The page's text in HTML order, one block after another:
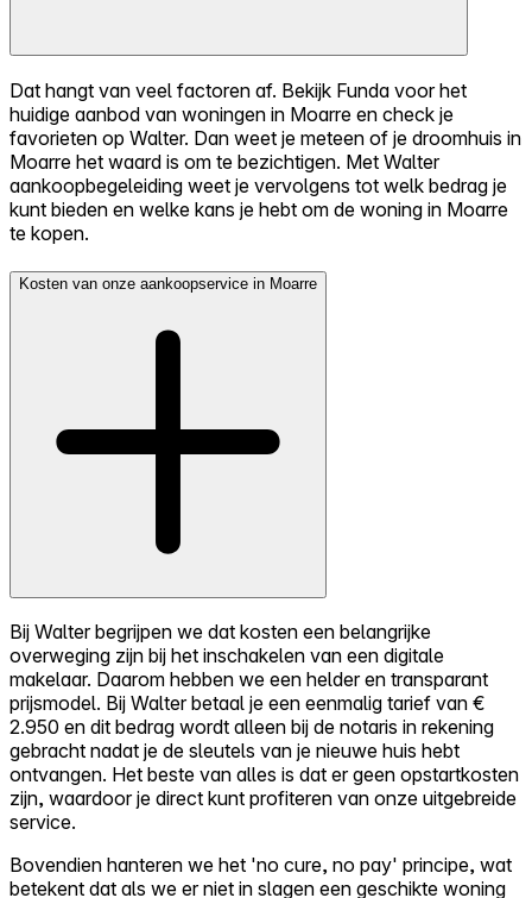
Dat hangt van veel factoren af. Bekijk Funda voor het
huidige aanbod van woningen in Moarre en check je
favorieten op Walter. Dan weet je meteen of je droomhuis in
Moarre het waard is om te bezichtigen. Met Walter
aankoopbegeleiding weet je vervolgens tot welk bedrag je
kunt bieden en welke kans je hebt om de woning in Moarre
te kopen.
Kosten van onze aankoopservice in Moarre
Bij Walter begrijpen we dat kosten een belangrijke
overweging zijn bij het inschakelen van een digitale
makelaar. Daarom hebben we een helder en transparant
prijsmodel. Bij Walter betaal je een eenmalig tarief van €
2.950 en dit bedrag wordt alleen bij de notaris in rekening
gebracht nadat je de sleutels van je nieuwe huis hebt
ontvangen. Het beste van alles is dat er geen opstartkosten
zijn, waardoor je direct kunt profiteren van onze uitgebreide
service.
Bovendien hanteren we het 'no cure, no pay' principe, wat
betekent dat als we er niet in slagen een geschikte woning